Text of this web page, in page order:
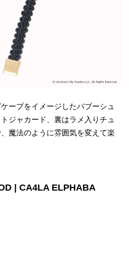
ープをイメージしたバブーシュ
ジャカード、裏はラメ入りチュ
魔法のように雰囲気を変えて楽
| CA4LA ELPHABA